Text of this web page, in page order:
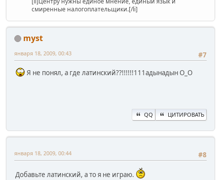
смиренные налогоплательщики.[/li]
myst
#7
января 18, 2009, 00:43
Я не понял, а где латинский??!!!!!!111адынадын O_O
QQ ЦИТИРОВАТЬ
#8
января 18, 2009, 00:44
Добавьте латинский, а то я не играю.